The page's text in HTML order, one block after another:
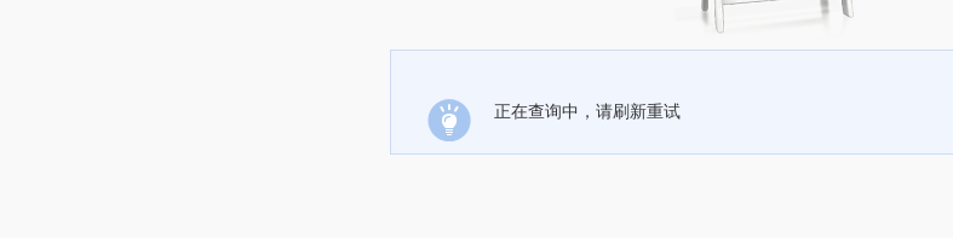
正在查询中，请刷新重试